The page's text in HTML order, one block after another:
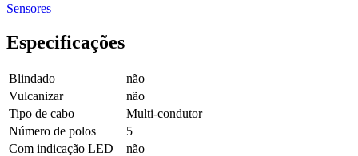
Sensores
Especificações
Blindado
não
Vulcanizar
não
Tipo de cabo
Multi-condutor
Número de polos
5
Com indicação LED
não